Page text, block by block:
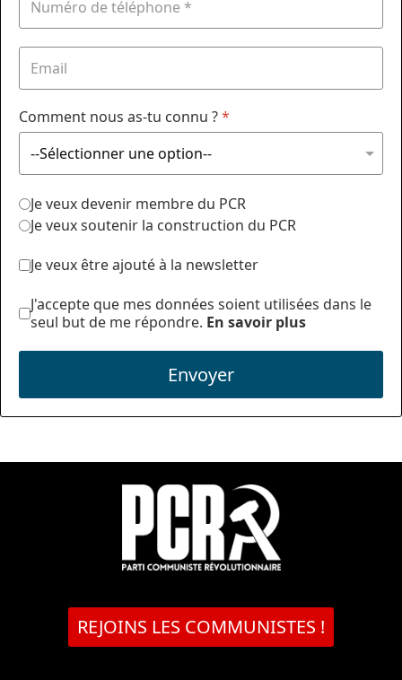
Comment nous as-tu connu ?*
Je veux devenir membre du PCR
Je veux soutenir la construction du PCR
Je veux être ajouté à la newsletter
J'accepte que mes données soient utilisées dans le
seul but de me répondre. En savoir plus
Envoyer
REJOINS LES COMMUNISTES !